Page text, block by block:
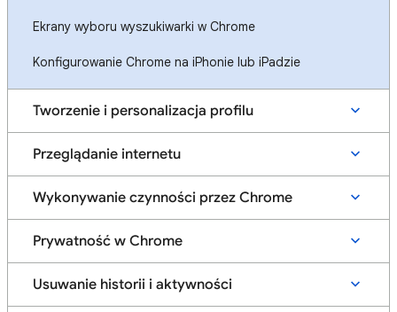
Ekrany wyboru wyszukiwarki w Chrome
Konfigurowanie Chrome na iPhonie lub iPadzie
Tworzenie i personalizacja profilu
Przeglądanie internetu
Wykonywanie czynności przez Chrome
Prywatność w Chrome
Usuwanie historii i aktywności